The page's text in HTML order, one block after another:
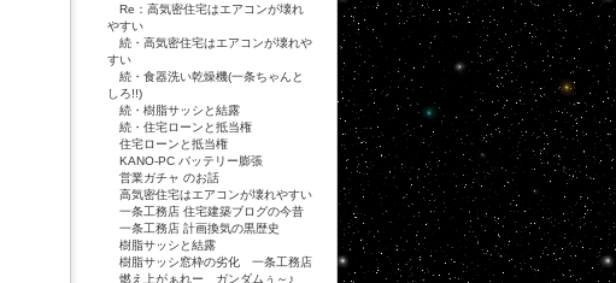
Re：高気密住宅はエアコンが壊れ
やすい
続・高気密住宅はエアコンが壊れや
すい
続・食器洗い乾燥機(一条ちゃんと
しろ!!)
続・樹脂サッシと結露
続・住宅ローンと抵当権
住宅ローンと抵当権
KANO-PC バッテリー膨張
営業ガチャ のお話
高気密住宅はエアコンが壊れやすい
一条工務店 住宅建築ブログの今昔
一条工務店 計画換気の黒歴史
樹脂サッシと結露
樹脂サッシ窓枠の劣化 一条工務店
燃え上がぁれー ガンダムぅ～♪